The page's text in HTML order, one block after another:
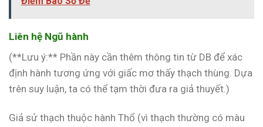
Liên hệ Ngũ hành
(**Lưu ý:** Phần này cần thêm thông tin từ DB để xác
định hành tương ứng với giấc mơ thấy thạch thùng. Dựa
trên suy luận, ta có thể tạm thời đưa ra giả thuyết.)
Giả sử thạch thuộc hành Thổ (vì thạch thường có màu